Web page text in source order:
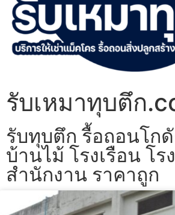
รับเหมาทุบตึก
รับทุบตึก รื้อถอนโก
บ้านไม้ โรงเรือน โร
สำนักงาน ราคาถูก